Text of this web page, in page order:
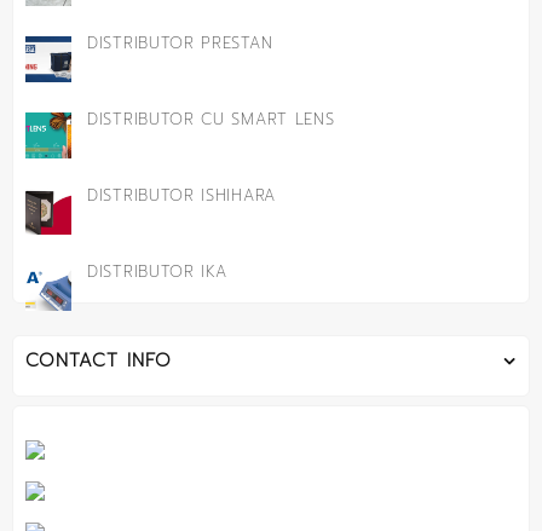
DISTRIBUTOR PRESTAN
DISTRIBUTOR CU SMART LENS
DISTRIBUTOR ISHIHARA
DISTRIBUTOR IKA
CONTACT INFO